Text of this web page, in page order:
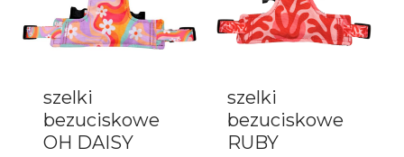
szelki
bezuciskowe
OH DAISY
szelki
bezuciskowe
RUBY